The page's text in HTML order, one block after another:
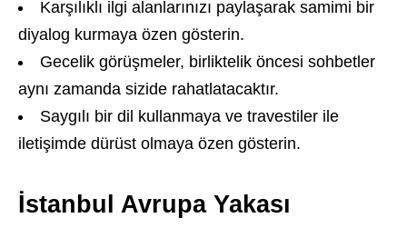
Karşılıklı ilgi alanlarınızı paylaşarak samimi bir
diyalog kurmaya özen gösterin.
Gecelik görüşmeler, birliktelik öncesi sohbetler
aynı zamanda sizide rahatlatacaktır.
Saygılı bir dil kullanmaya ve travestiler ile
iletişimde dürüst olmaya özen gösterin.
İstanbul Avrupa Yakası